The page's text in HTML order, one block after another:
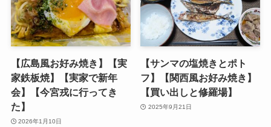
【広島風お好み焼き】【実
家鉄板焼】【実家で新年
会】【今宮戎に行ってき
た】
2026年1月10日
【サンマの塩焼きとポト
フ】【関西風お好み焼き】
【買い出しと修羅場】
2025年9月21日